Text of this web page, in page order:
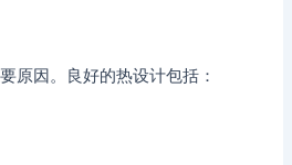
原因。良好的热设计包括：